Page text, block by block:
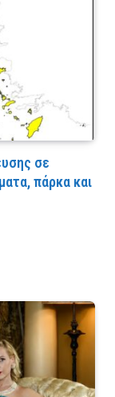
σε
πάρκα και